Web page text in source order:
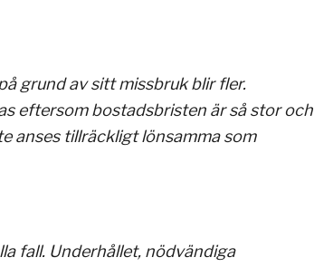
grund av sitt missbruk blir fler.
eftersom bostadsbristen är så stor och
anses tillräckligt lönsamma som
fall. Underhållet, nödvändiga